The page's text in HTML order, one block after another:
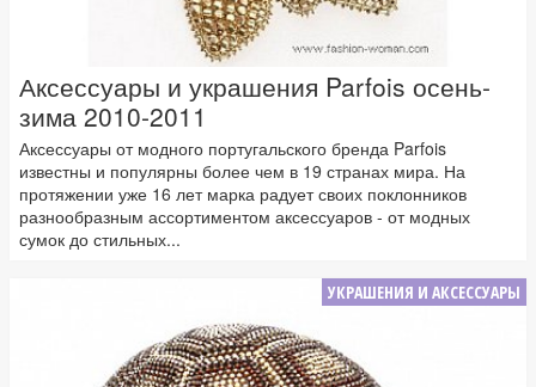
Аксессуары и украшения Parfois осень-
зима 2010-2011
Аксессуары от модного португальского бренда Parfois
известны и популярны более чем в 19 странах мира. На
протяжении уже 16 лет марка радует своих поклонников
разнообразным ассортиментом аксессуаров - от модных
сумок до стильных...
УКРАШЕНИЯ И АКСЕССУАРЫ